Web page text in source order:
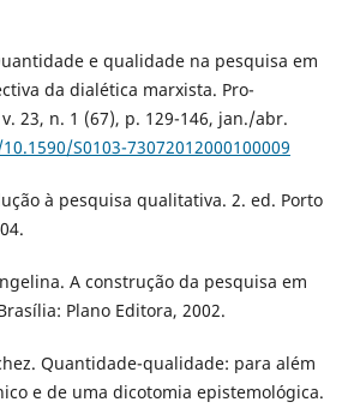
e qualidade na pesquisa em
da dialética marxista. Pro-
23, n. 1 (67), p. 129-146, jan./abr.
S0103-73072012000100009
à pesquisa qualitativa. 2. ed. Porto
A construção da pesquisa em
Plano Editora, 2002.
Quantidade-qualidade: para além
e de uma dicotomia epistemológica.